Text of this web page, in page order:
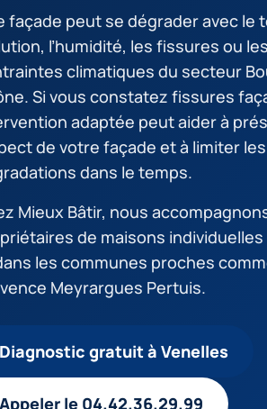
façade peut se dégrader avec le
l’humidité, les fissures ou les
climatiques du secteur
Si vous constatez fissures
adaptée peut aider à
de votre façade et à limiter les
dans le temps.
Mieux Bâtir, nous
de maisons individuelles
les communes proches
Meyrargues Pertuis.
Diagnostic gratuit à Venelles
Appeler le 04.42.36.29.99